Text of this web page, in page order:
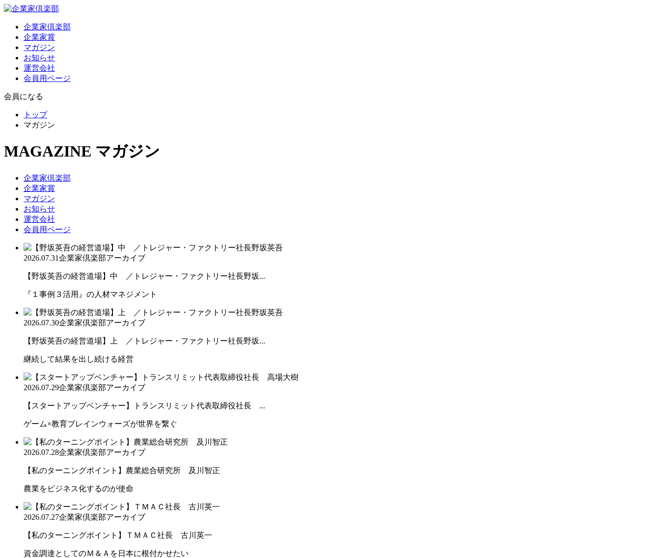
企業家倶楽部
企業家賞
マガジン
お知らせ
運営会社
会員用ページ
会員になる
トップ
マガジン
MAGAZINE マガジン
企業家倶楽部
企業家賞
マガジン
お知らせ
運営会社
会員用ページ
2026.07.31企業家倶楽部アーカイブ
【野坂英吾の経営道場】中 ／トレジャー・ファクトリー社長野坂...
『１事例３活用』の人材マネジメント
2026.07.30企業家倶楽部アーカイブ
【野坂英吾の経営道場】上 ／トレジャー・ファクトリー社長野坂...
継続して結果を出し続ける経営
2026.07.29企業家倶楽部アーカイブ
【スタートアップベンチャー】トランスリミット代表取締役社長 ...
ゲーム×教育ブレインウォーズが世界を繋ぐ
2026.07.28企業家倶楽部アーカイブ
【私のターニングポイント】農業総合研究所 及川智正
農業をビジネス化するのが使命
2026.07.27企業家倶楽部アーカイブ
【私のターニングポイント】ＴＭＡＣ社長 古川英一
資金調達としてのＭ＆Ａを日本に根付かせたい